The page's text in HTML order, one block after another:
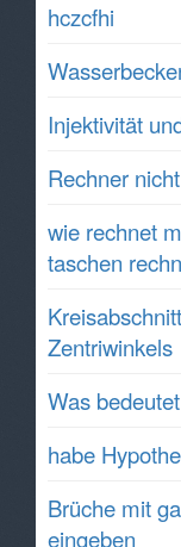
hczcfhi
Injektivität
Rechner
wie rechnet
taschen
Zentriwinkels
Was
habe
Brüche mit
eingeben